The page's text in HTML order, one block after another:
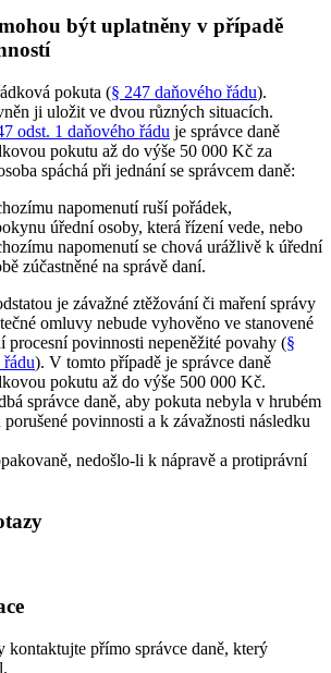
být uplatněny v případě
pokuta (§ 247 daňového řádu).
ji uložit ve dvou různých situacích.
odst. 1 daňového řádu je správce daně
pokutu až do výše 50 000 Kč za
spáchá při jednání se správcem daně:
napomenutí ruší pořádek,
úřední osoby, která řízení vede, nebo
napomenutí se chová urážlivě k úřední
zúčastněné na správě daní.
je závažné ztěžování či maření správy
omluvy nebude vyhověno ve stanovené
procesní povinnosti nepeněžité povahy (§
). V tomto případě je správce daně
pokutu až do výše 500 000 Kč.
správce daně, aby pokuta nebyla v hrubém
povinnosti a k závažnosti následku
nedošlo-li k nápravě a protiprávní
přímo správce daně, který